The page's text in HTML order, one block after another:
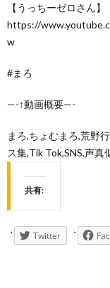
【うっちーゼロさん】
https://
w
#まろ
—-↑動画概要—-
まろ,ちょむまろ,荒野
ス集,Tik Tok,SNS,声真
共有:
Twitter